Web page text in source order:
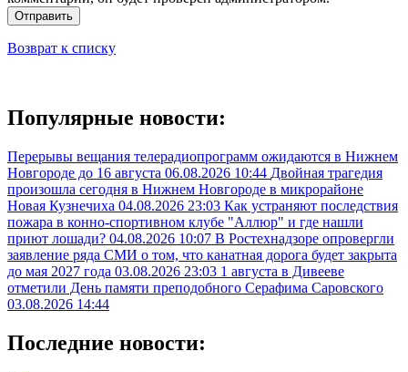
Отправить
Возврат к списку
Популярные новости:
Перерывы вещания телерадиопрограмм ожидаются в Нижнем
Новгороде до 16 августа 06.08.2026 10:44 Двойная трагедия
произошла сегодня в Нижнем Новгороде в микрорайоне
Новая Кузнечиха 04.08.2026 23:03 Как устраняют последствия
пожара в конно-спортивном клубе "Аллюр" и где нашли
приют лошади? 04.08.2026 10:07 В Ростехнадзоре опровергли
заявление ряда СМИ о том, что канатная дорога будет закрыта
до мая 2027 года 03.08.2026 23:03 1 августа в Дивееве
отметили День памяти преподобного Серафима Саровского
03.08.2026 14:44
Последние новости: